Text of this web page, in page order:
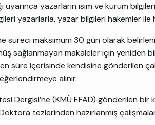
uyarınca yazarların isim ve kurum
yazarlarla, yazar bilgileri hakemler ile
süreci maksimum 30 gün olarak
sağlanmayan makaleler için yeniden
süre içerisinde kendisine gönderilen
alınır.
Dergisi’ne (KMÜ EFAD) gönderilen
tezlerinden hazırlanmış